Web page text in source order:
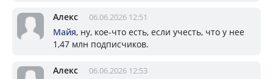
Алекс 06.06.2026 12:51
Майя, ну, кое-что есть, если учесть, что у нее
1,47 млн подписчиков.
Алекс 06.06.2026 12:53